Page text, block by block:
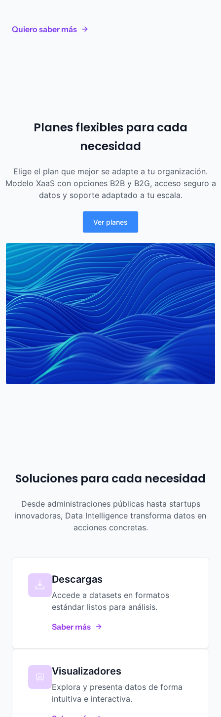
Quiero saber más
Planes flexibles para cada
necesidad
Elige el plan que mejor se adapte a tu organización.
Modelo XaaS con opciones B2B y B2G, acceso seguro a
datos y soporte adaptado a tu escala.
Ver planes
Soluciones para cada necesidad
Desde administraciones públicas hasta startups
innovadoras, Data Intelligence transforma datos en
acciones concretas.
Descargas
Accede a datasets en formatos
estándar listos para análisis.
Saber más
Visualizadores
Explora y presenta datos de forma
intuitiva e interactiva.